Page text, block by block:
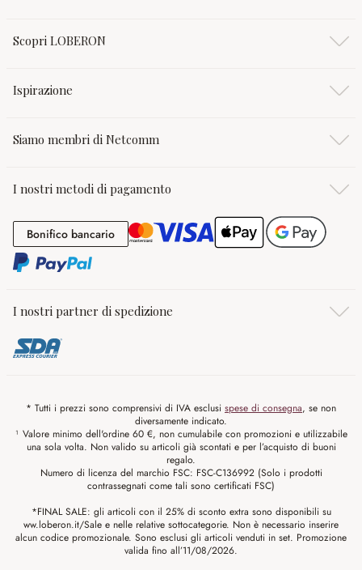
Scopri LOBERON
Ispirazione
Siamo membri di Netcomm
I nostri metodi di pagamento
Bonifico bancarioBonifico bancario
I nostri partner di spedizione
* Tutti i prezzi sono comprensivi di IVA esclusi spese di consegna, se non
diversamente indicato.
¹ Valore minimo dell'ordine 60 €, non cumulabile con promozioni e utilizzabile
una sola volta. Non valido su articoli già scontati e per l’acquisto di buoni
regalo.
Numero di licenza del marchio FSC: FSC-C136992 (Solo i prodotti
contrassegnati come tali sono certificati FSC)
*FINAL SALE: gli articoli con il 25% di sconto extra sono disponibili su
ww.loberon.it/Sale e nelle relative sottocategorie. Non è necessario inserire
alcun codice promozionale. Sono esclusi gli articoli venduti in set. Promozione
valida fino all’11/08/2026.